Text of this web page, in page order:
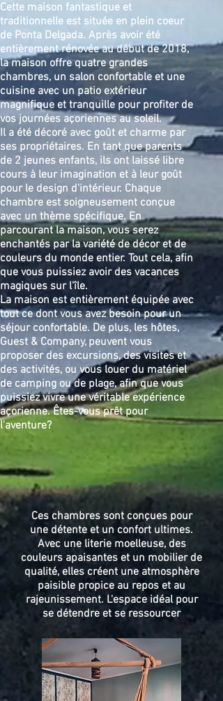
Cette maison fantastique et
traditionnelle est située en plein coeur
de Ponta Delgada. Après avoir été
entièrement rénovée au début de 2018,
la maison offre quatre grandes
chambres, un salon confortable et une
cuisine avec un patio extérieur
magnifique et tranquille pour profiter de
vos journées açoriennes au soleil.
Il a été décoré avec goût et charme par
ses propriétaires. En tant que parents
de 2 jeunes enfants, ils ont laissé libre
cours à leur imagination et à leur goût
pour le design d'intérieur. Chaque
chambre est soigneusement conçue
avec un thème spécifique. En
parcourant la maison, vous serez
enchantés par la variété de décor et de
couleurs du monde entier. Tout cela, afin
que vous puissiez avoir des vacances
magiques sur l'île.
La maison est entièrement équipée avec
tout ce dont vous avez besoin pour un
séjour confortable. De plus, les hôtes,
Guest & Company, peuvent vous
proposer des excursions, des visites et
des activités, ou vous louer du matériel
de camping ou de plage, afin que vous
puissiez vivre une véritable expérience
açorienne. Êtes-vous prêt pour
l'aventure?
Ces chambres sont conçues pour
une détente et un confort ultimes.
Avec une literie moelleuse, des
couleurs apaisantes et un mobilier de
qualité, elles créent une atmosphère
paisible propice au repos et au
rajeunissement. L'espace idéal pour
se détendre et se ressourcer